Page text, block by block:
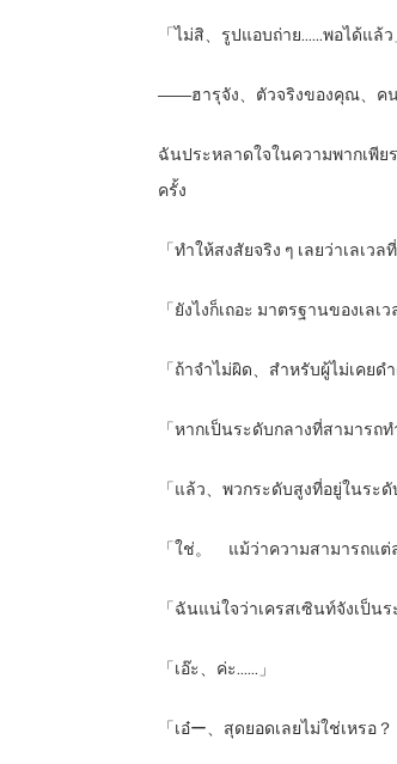
「ไม่สิ、รูปแอบถ่าย……พอได้แล้ว
――ฮารุจัง、ตัวจริงของคุณ、คน
ฉันประหลาดใจในความพากเพีย
ครั้ง
「ทำให้สงสัยจริง ๆ เลยว่าเลเว
「ยังไงก็เถอะ มาตรฐานของเลเ
「ถ้าจำไม่ผิด、สำหรับผู้ไม่เคย
「หากเป็นระดับกลางที่สามารถ
「แล้ว、พวกระดับสูงที่อยู่ในระ
「ใช่。 แม้ว่าความสามารถแ
「ฉันแน่ใจว่าเครสเซินท์จังเป็น
「เอ๊ะ、ค่ะ……」
「เอ๋ー、สุดยอดเลยไม่ใช่เหร